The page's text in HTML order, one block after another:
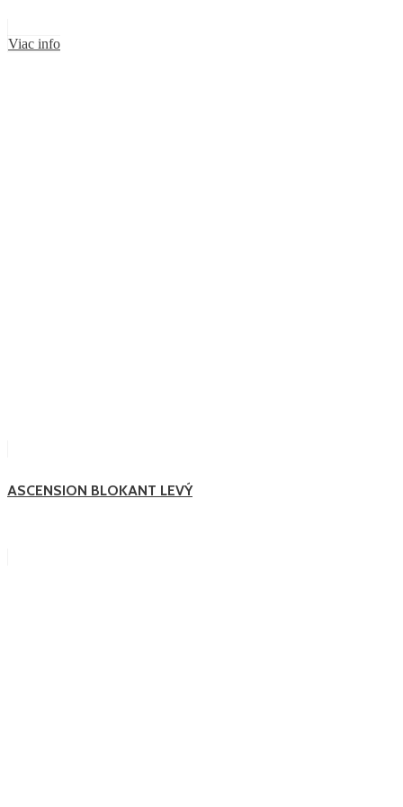
Viac info
ASCENSION BLOKANT LEVÝ